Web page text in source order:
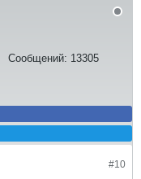
Сообщений: 13305
#10